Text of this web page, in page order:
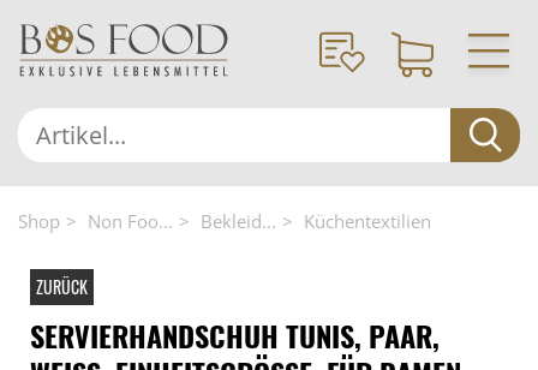
Shop Non Foo... Bekleid... Küchentextilien
ZURÜCK
SERVIERHANDSCHUH TUNIS, PAAR,